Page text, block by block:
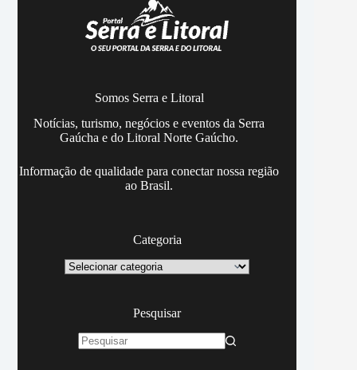
Somos Serra e Litoral
Notícias, turismo, negócios e eventos da Serra
Gaúcha e do Litoral Norte Gaúcho.
Informação de qualidade para conectar nossa região
ao Brasil.
Categoria
Categoria
Pesquisar